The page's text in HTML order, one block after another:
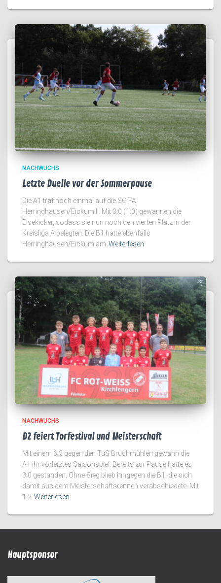
NACHWUCHS
Letzte Duelle vor der Sommerpause
Die A1 traf noch einmal auf die SG FA
Herringhausen/Eickum II. Mit 3:0 (1:0) gewannen die
Elsekicker, sodass sie nun noch den vierten Platz in der
Kreisliga A belegten. Die B1 hatte ebenfalls
Herringhausen/Eickum am Weiterlesen
NACHWUCHS
D2 feiert Torfestival und Meisterschaft
Mit einem 6:2 gegen den TuS Bruchmühlen gewann die
A1 ihr vorletztes Saisonspiel. Bereits zur Pause hatte es
3:0 gestanden. Ohne Sieg blieb hingegen die B1, die sich
damit aus dem Meisterschaftsrennen verabschiedete. Mit
1:2 Weiterlesen
Hauptsponsor